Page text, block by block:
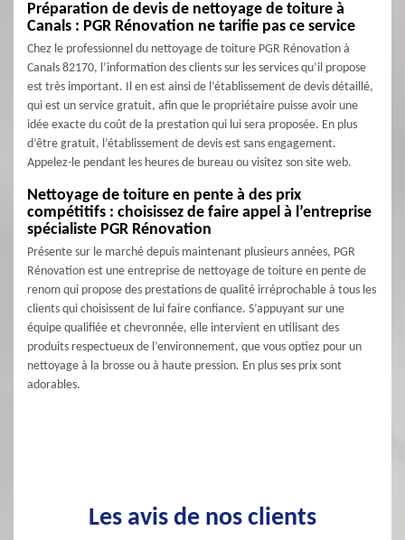
Préparation de devis de nettoyage de toiture à
Canals : PGR Rénovation ne tarifie pas ce service
Chez le professionnel du nettoyage de toiture PGR Rénovation à
Canals 82170, l’information des clients sur les services qu’il propose
est très important. Il en est ainsi de l’établissement de devis détaillé,
qui est un service gratuit, afin que le propriétaire puisse avoir une
idée exacte du coût de la prestation qui lui sera proposée. En plus
d’être gratuit, l’établissement de devis est sans engagement.
Appelez-le pendant les heures de bureau ou visitez son site web.
Nettoyage de toiture en pente à des prix
compétitifs : choisissez de faire appel à l’entreprise
spécialiste PGR Rénovation
Présente sur le marché depuis maintenant plusieurs années, PGR
Rénovation est une entreprise de nettoyage de toiture en pente de
renom qui propose des prestations de qualité irréprochable à tous les
clients qui choisissent de lui faire confiance. S’appuyant sur une
équipe qualifiée et chevronnée, elle intervient en utilisant des
produits respectueux de l’environnement, que vous optiez pour un
nettoyage à la brosse ou à haute pression. En plus ses prix sont
adorables.
Les avis de nos clients